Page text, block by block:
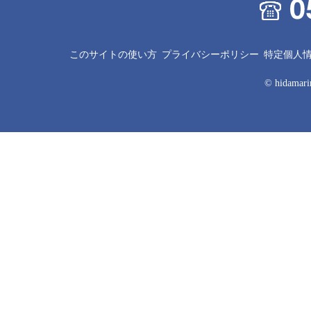
このサイトの使い方 プライバシーポリシー 特定個人
©